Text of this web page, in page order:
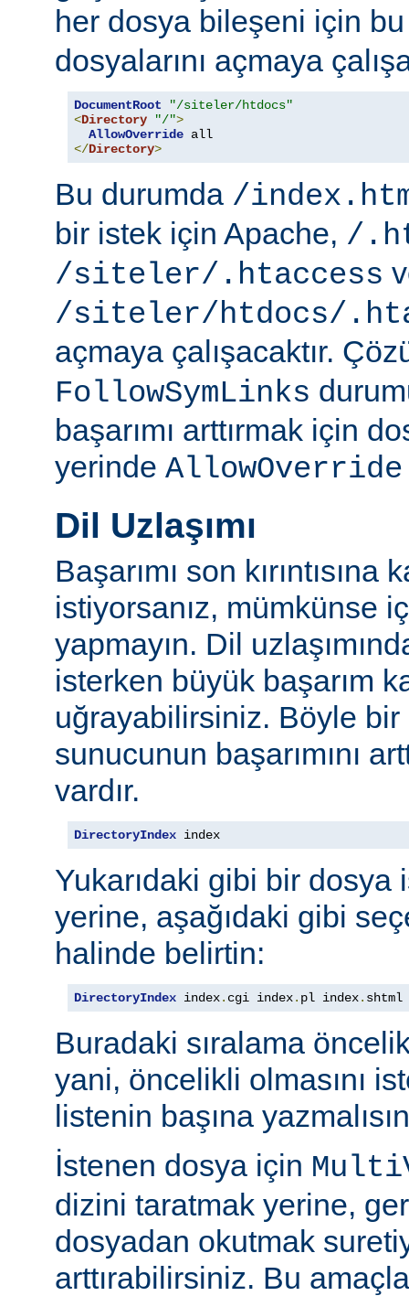
her dosya bileşeni için
dosyalarını açmaya
DocumentRoot
"/siteler/htdocs"
<Directory "/">
AllowOverride
</Directory>
Bu durumda /
bir istek için Apache, /
/siteler/.htaccess
/siteler/htdocs/
açmaya çalışacaktır.
FollowSymLinks
başarımı arttırmak için
yerinde AllowOverride
Dil Uzlaşımı
Başarımı son kırıntısına
istiyorsanız, mümkünse
yapmayın. Dil
isterken büyük başarım
uğrayabilirsiniz. Böyle bir
sunucunun başarımını
vardır.
DirectoryIndex index
Yukarıdaki gibi bir dosya
yerine, aşağıdaki gibi
halinde belirtin:
DirectoryIndex index. cgi index. pl index. shtml
Buradaki sıralama
yani, öncelikli olmasını
listenin başına
İstenen dosya için
dizini taratmak yerine,
dosyadan okutmak
arttırabilirsiniz. Bu